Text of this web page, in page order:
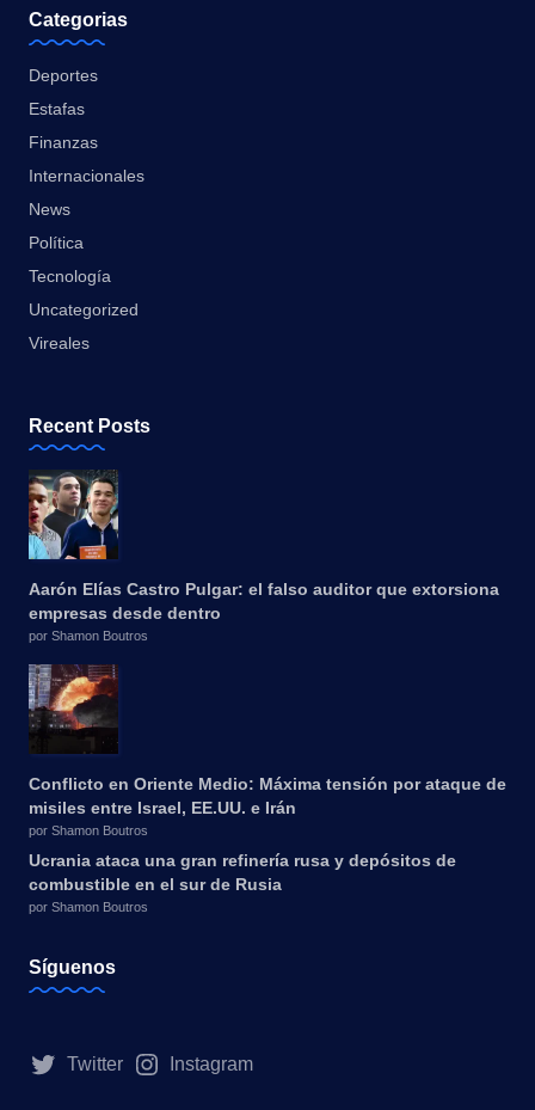
Categorias
Deportes
Estafas
Finanzas
Internacionales
News
Política
Tecnología
Uncategorized
Vireales
Recent Posts
Aarón Elías Castro Pulgar: el falso auditor que extorsiona
empresas desde dentro
por Shamon Boutros
Conflicto en Oriente Medio: Máxima tensión por ataque de
misiles entre Israel, EE.UU. e Irán
por Shamon Boutros
Ucrania ataca una gran refinería rusa y depósitos de
combustible en el sur de Rusia
por Shamon Boutros
Síguenos
Twitter Instagram